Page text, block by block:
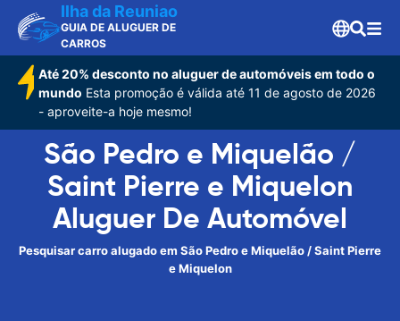
Ilha da Reuniao
GUIA DE ALUGUER DE
CARROS
Até 20% desconto no aluguer de automóveis em todo o
mundo Esta promoção é válida até 11 de agosto de 2026
- aproveite-a hoje mesmo!
São Pedro e Miquelão /
Saint Pierre e Miquelon
Aluguer De Automóvel
Pesquisar carro alugado em São Pedro e Miquelão / Saint Pierre
e Miquelon